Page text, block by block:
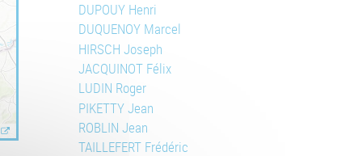
DUPOUY Henri
DUQUENOY Marcel
HIRSCH Joseph
JACQUINOT Félix
LUDIN Roger
PIKETTY Jean
ROBLIN Jean
TAILLEFERT Frédéric